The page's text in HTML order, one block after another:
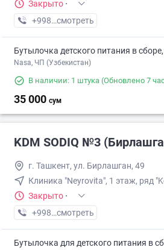
Закрыто ·
+998 (71) XXX-XX-XX
смотреть
Бутылочка детского питания в
Nasa, ЧП (Узбекистан)
В наличии: 1 штука (Обновлено 7
35 000 сум
KDM SODIQ №3
г. Ташкент, ул. Бирлашган, 49
Клиника "Neyrovita", 1 этаж, ряд
Закрыто ·
+998 (55) XXX-XX-XX
смотреть
Бутылочка для детского питания в